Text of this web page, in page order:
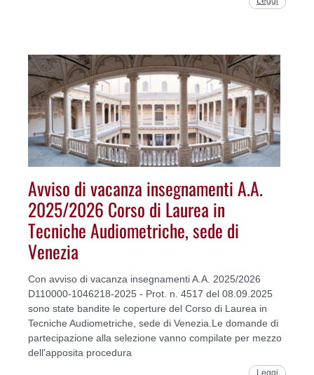
Avviso di vacanza insegnamenti A.A.
2025/2026 Corso di Laurea in
Tecniche Audiometriche, sede di
Venezia
Con avviso di vacanza insegnamenti A.A. 2025/2026
D110000-1046218-2025 - Prot. n. 4517 del 08.09.2025
sono state bandite le coperture del Corso di Laurea in
Tecniche Audiometriche, sede di Venezia.Le domande di
partecipazione alla selezione vanno compilate per mezzo
dell'apposita procedura
Leggi